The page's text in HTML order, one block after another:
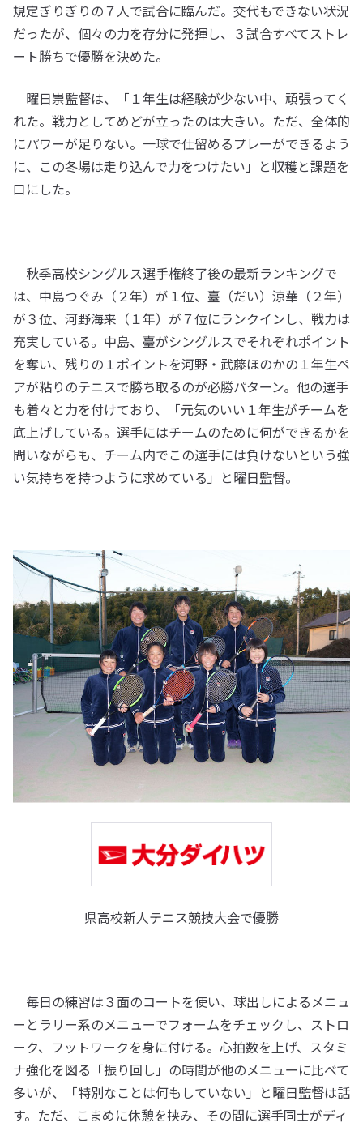
規定ぎりぎりの７人で試合に臨んだ。交代もできない状況
だったが、個々の力を存分に発揮し、３試合すべてストレ
ート勝ちで優勝を決めた。
曜日崇監督は、「１年生は経験が少ない中、頑張ってく
れた。戦力としてめどが立ったのは大きい。ただ、全体的
にパワーが足りない。一球で仕留めるプレーができるよう
に、この冬場は走り込んで力をつけたい」と収穫と課題を
口にした。
秋季高校シングルス選手権終了後の最新ランキングで
は、中島つぐみ（２年）が１位、臺（だい）涼華（２年）
が３位、河野海来（１年）が７位にランクインし、戦力は
充実している。中島、臺がシングルスでそれぞれポイント
を奪い、残りの１ポイントを河野・武藤ほのかの１年生ペ
アが粘りのテニスで勝ち取るのが必勝パターン。他の選手
も着々と力を付けており、「元気のいい１年生がチームを
底上げしている。選手にはチームのために何ができるかを
問いながらも、チーム内でこの選手には負けないという強
い気持ちを持つように求めている」と曜日監督。
県高校新人テニス競技大会で優勝
毎日の練習は３面のコートを使い、球出しによるメニュ
ーとラリー系のメニューでフォームをチェックし、ストロ
ーク、フットワークを身に付ける。心拍数を上げ、スタミ
ナ強化を図る「振り回し」の時間が他のメニューに比べて
多いが、「特別なことは何もしていない」と曜日監督は話
す。ただ、こまめに休憩を挟み、その間に選手同士がディ